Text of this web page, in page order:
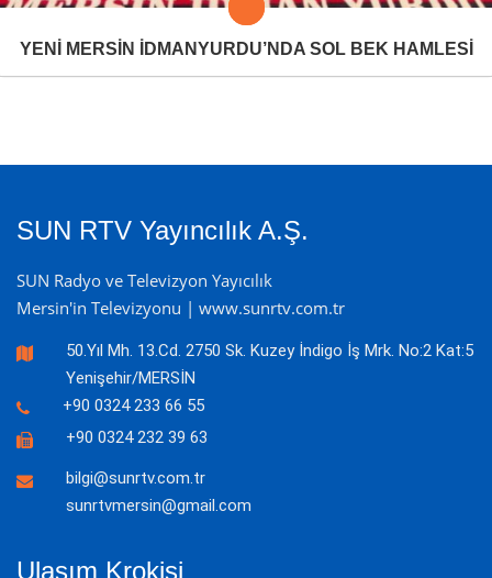
YENİ MERSİN İDMANYURDU’NDA SOL BEK HAMLESİ
SUN RTV Yayıncılık A.Ş.
SUN Radyo ve Televizyon Yayıcılık
Mersin'in Televizyonu | www.sunrtv.com.tr
50.Yıl Mh. 13.Cd. 2750 Sk. Kuzey İndigo İş Mrk. No:2 Kat:5
Yenişehir/MERSİN
+90 0324 233 66 55
+90 0324 232 39 63
bilgi@sunrtv.com.tr
sunrtvmersin@gmail.com
Ulaşım Krokisi